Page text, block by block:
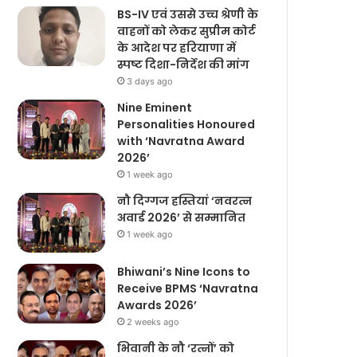
BS-IV एवं उससे उच्च श्रेणी के
वाहनों को लेकर सुप्रीम कोर्ट
के आदेश पर हरियाणा में
स्पष्ट दिशा-निर्देश की मांग
3 days ago
Nine Eminent
Personalities Honoured
with ‘Navratna Award
2026’
1 week ago
नौ दिग्गज हस्तियां ‘नवरत्न
अवार्ड 2026’ से सम्मानित
1 week ago
Bhiwani’s Nine Icons to
Receive BPMS ‘Navratna
Awards 2026’
2 weeks ago
भिवानी के नौ ‘रत्नों’ को